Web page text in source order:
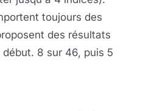
toujours des
des résultats
8 sur 46, puis 5